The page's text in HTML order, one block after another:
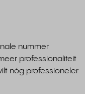
nummer
professionaliteit
nóg professioneler